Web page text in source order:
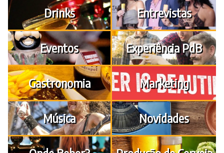
Drinks Entrevistas
Eventos Experiência PdB
Gastronomia Marketing
Música Novidades